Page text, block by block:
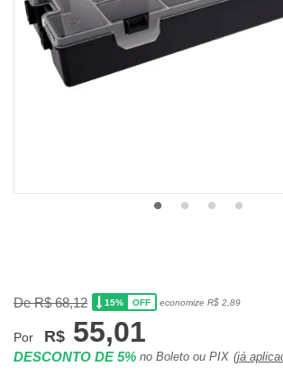
De R$ 68,12 15% OFF economize R$ 2,89
Por R$ 55,01
DESCONTO DE 5% no Boleto ou PIX (já